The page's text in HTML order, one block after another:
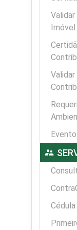
Imóvel
supervisor_account
Cédula